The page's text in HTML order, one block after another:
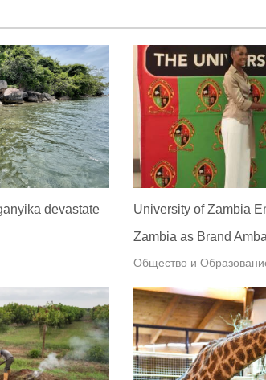
devastate
University of Zambia
Zambia as Brand
Общество и